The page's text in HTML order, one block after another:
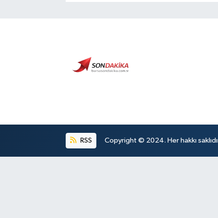
RSS Copyright © 2024. Her hakkı